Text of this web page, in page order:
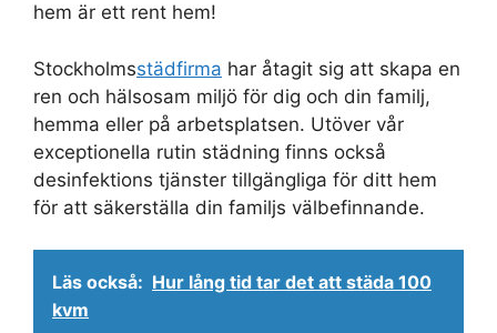
hem är ett rent hem!
Stockholmsstädfirma har åtagit sig att skapa en
ren och hälsosam miljö för dig och din familj,
hemma eller på arbetsplatsen. Utöver vår
exceptionella rutin städning finns också
desinfektions tjänster tillgängliga för ditt hem
för att säkerställa din familjs välbefinnande.
Läs också: Hur lång tid tar det att städa 100
kvm